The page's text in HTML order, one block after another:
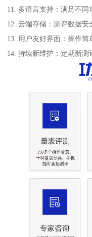
11. 多语言支持：满足不同
12. 云端存储：测评数据安
13. 用户友好界面：操作简
14. 持续新维护：定期新测